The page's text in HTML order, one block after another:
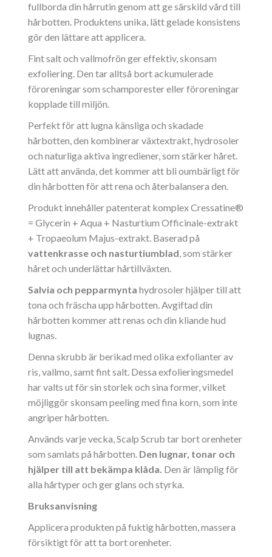
fullborda din hårrutin genom att ge särskild vård till
hårbotten. Produktens unika, lätt gelade konsistens
gör den lättare att applicera.
Fint salt och vallmofrön ger effektiv, skonsam
exfoliering. Den tar alltså bort ackumulerade
föroreningar som schamporester eller föroreningar
kopplade till miljön.
Perfekt för att lugna känsliga och skadade
hårbotten, den kombinerar växtextrakt, hydrosoler
och naturliga aktiva ingrediener, som stärker håret.
Lätt att använda, det kommer att bli oumbärligt för
din hårbotten för att rena och återbalansera den.
Produkt innehåller patenterat komplex Cressatine®
= Glycerin + Aqua + Nasturtium Officinale-extrakt
+ Tropaeolum Majus-extrakt. Baserad på
vattenkrasse och nasturtiumblad, som stärker
håret och underlättar hårtillväxten.
Salvia och pepparmynta hydrosoler hjälper till att
tona och fräscha upp hårbotten. Avgiftad din
hårbotten kommer att renas och din kliande hud
lugnas.
Denna skrubb är berikad med olika exfolianter av
ris, vallmo, samt fint salt. Dessa exfolieringsmedel
har valts ut för sin storlek och sina former, vilket
möjliggör skonsam peeling med fina korn, som inte
angriper hårbotten.
Används varje vecka, Scalp Scrub tar bort orenheter
som samlats på hårbotten. Den lugnar, tonar och
hjälper till att bekämpa klåda. Den är lämplig för
alla hårtyper och ger glans och styrka.
Bruksanvisning
Applicera produkten på fuktig hårbotten, massera
försiktigt för att ta bort orenheter.